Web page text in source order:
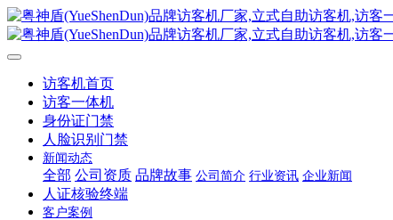
访客机首页
访客一体机
身份证门禁
人脸识别门禁
新闻动态
全部 公司资质 品牌故事 公司简介 行业资讯 企业新闻
人证核验终端
客户案例